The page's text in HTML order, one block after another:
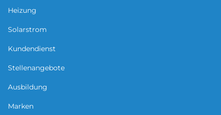
Heizung
Solarstrom
Kundendienst
Stellenangebote
Ausbildung
Marken